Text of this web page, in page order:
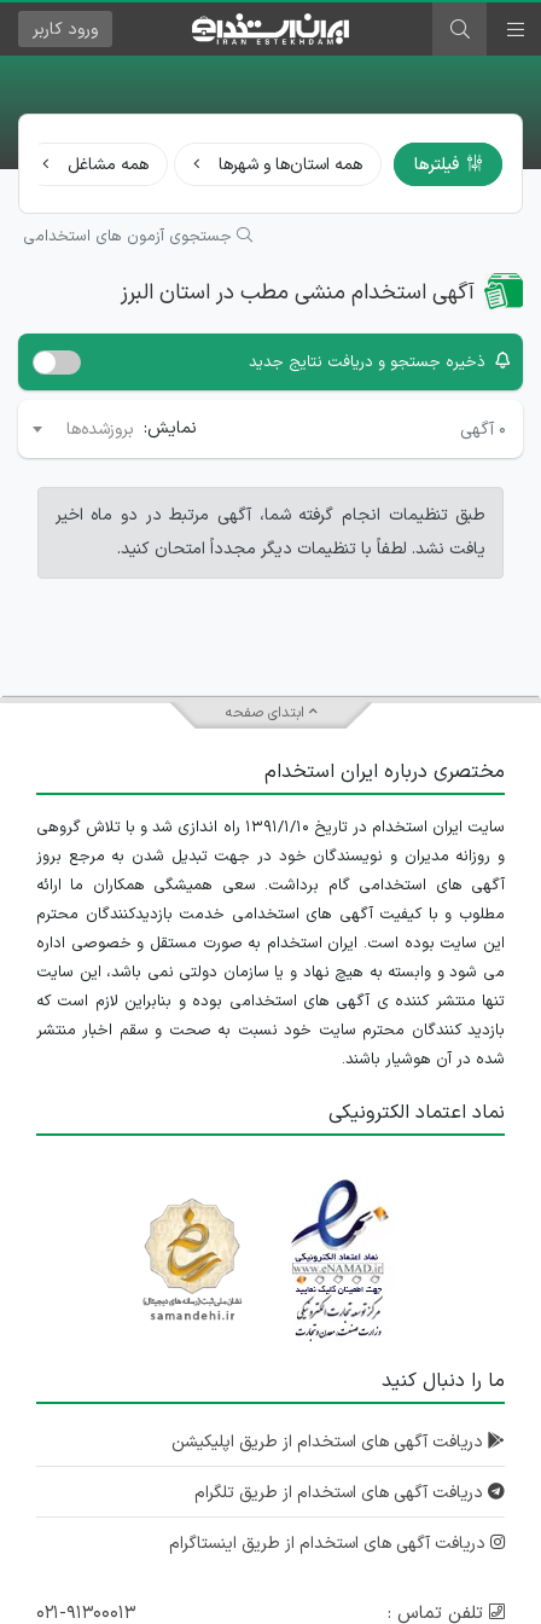
ورود کاربر
فیلترها همه استان‌ها و شهرها همه مشاغل
جستجوی آزمون های استخدامی
آگهی استخدام منشی مطب در استان البرز
ذخیره جستجو و دریافت نتایج جدید
۰ آگهی نمایش: بروزشده‌ها
طبق تنظیمات انجام گرفته شما، آگهی مرتبط در دو ماه اخیر
یافت نشد. لطفاً با تنظیمات دیگر مجدداً امتحان کنید.
ابتدای صفحه
مختصری درباره ایران استخدام
سایت ایران استخدام در تاریخ ۱۳۹۱/۱/۱۰ راه اندازی شد و با تلاش گروهی
و روزانه مدیران و نویسندگان خود در جهت تبدیل شدن به مرجع بروز
آگهی های استخدامی گام برداشت. سعی همیشگی همکاران ما ارائه
مطلوب و با کیفیت آگهی های استخدامی خدمت بازدیدکنندگان محترم
این سایت بوده است. ایران استخدام به صورت مستقل و خصوصی اداره
می شود و وابسته به هیچ نهاد و یا سازمان دولتی نمی باشد، این سایت
تنها منتشر کننده ی آگهی های استخدامی بوده و بنابراین لازم است که
بازدید کنندگان محترم سایت خود نسبت به صحت و سقم اخبار منتشر
شده در آن هوشیار باشند.
نماد اعتماد الکترونیکی
ما را دنبال کنید
دریافت آگهی های استخدام از طریق اپلیکیشن
دریافت آگهی های استخدام از طریق تلگرام
دریافت آگهی های استخدام از طریق اینستاگرام
تلفن تماس : ۰۲۱-۹۱۳۰۰۰۱۳